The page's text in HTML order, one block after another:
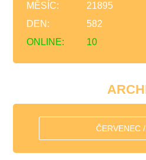
ONLINE: 10
MĚSÍC:
21895
DEN:
582
ČERVENEC